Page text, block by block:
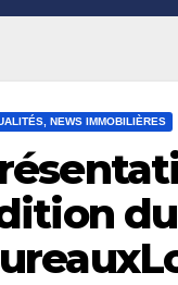
NEWS IMMOBILIÈRES